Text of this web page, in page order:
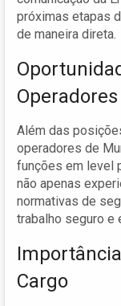
próximas etapas
de maneira direta.
Além das
operadores de
funções em level
não apenas
normativas de
trabalho seguro e
Cargo